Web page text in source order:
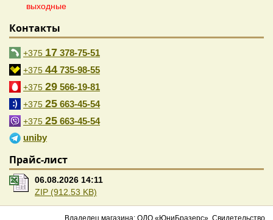
выходные
Контакты
+375 17 378-75-51
+375 44 735-98-55
+375 29 566-19-81
+375 25 663-45-54
+375 25 663-45-54
uniby
Прайс-лист
06.08.2026 14:11
ZIP (912.53 KB)